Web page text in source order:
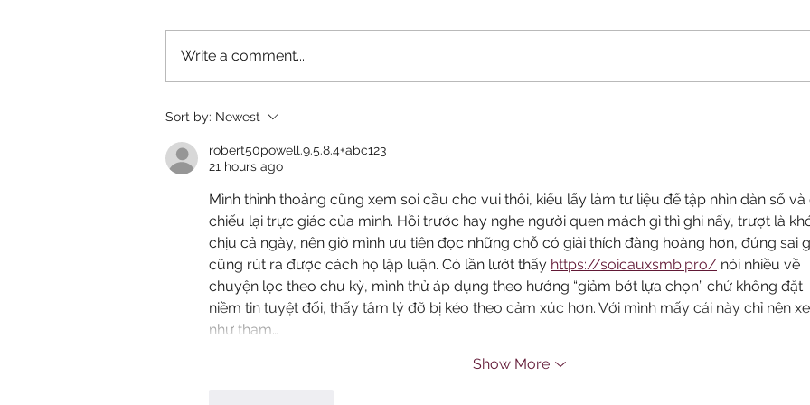
Golden Leaf Earns National
Honors, Top Photography
Awards from Faire Review
Write a comment...
Sort by: Newest
robert50powell.9.5.8.4+abc123
21 hours ago
Mình thỉnh thoảng cũng xem soi cầu cho vui thôi, kiểu lấy làm tư liệu để tập nhìn dàn số và
chiếu lại trực giác của mình. Hồi trước hay nghe người quen mách gì thì ghi nấy, trượt là
chịu cả ngày, nên giờ mình ưu tiên đọc những chỗ có giải thích đàng hoàng hơn, đúng sai
cũng rút ra được cách họ lập luận. Có lần lướt thấy https://soicauxsmb.pro/ nói nhiều về
chuyện lọc theo chu kỳ, mình thử áp dụng theo hướng “giảm bớt lựa chọn” chứ không đặt
niềm tin tuyệt đối, thấy tâm lý đỡ bị kéo theo cảm xúc hơn. Với mình mấy cái này chỉ nên
như tham…
Show More